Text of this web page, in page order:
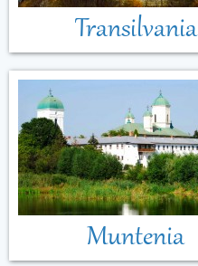
Transilvania
Muntenia